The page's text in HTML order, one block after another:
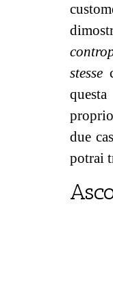
stesse
due
potrai